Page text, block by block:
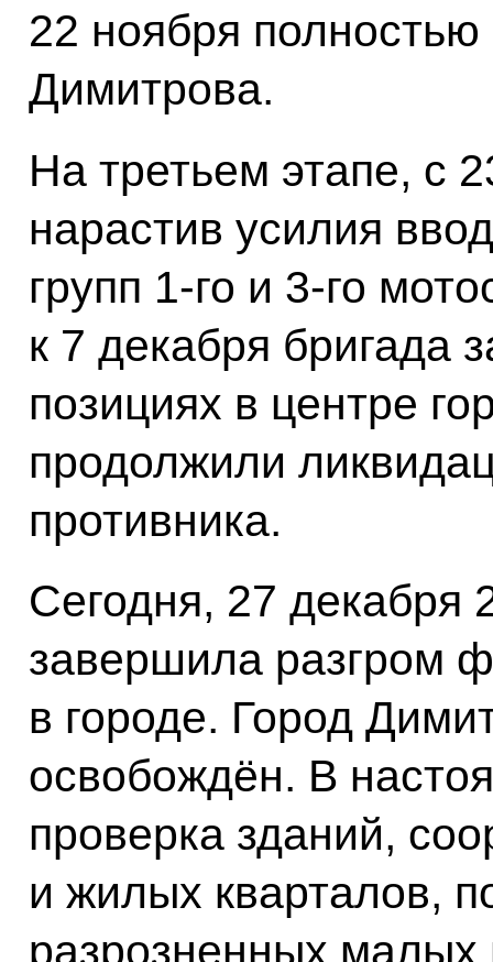
22 ноября
Димитрова.
На третьем этапе, с
нарастив усилия
групп 1-го и 3-го
к 7 декабря бригада
позициях в центре
продолжили
противника.
Сегодня, 27 декабря
завершила разгром
в городе. Город
освобождён. В
проверка зданий,
и жилых кварталов,
разрозненных малых